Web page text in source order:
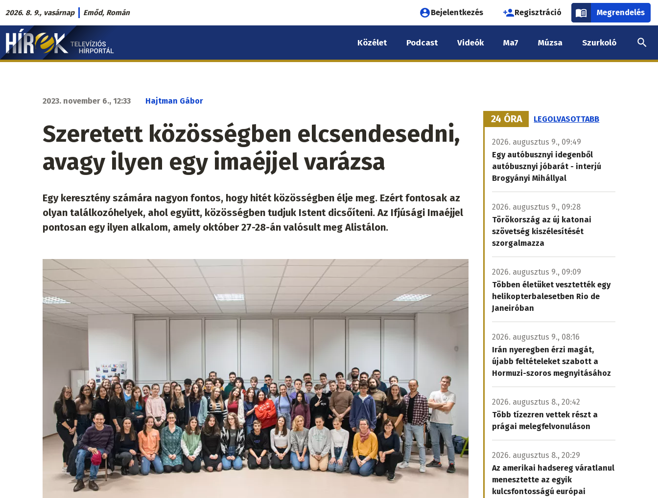
Ugrás
a
tartalomra
2026. 8. 9., vasárnap Emőd, Román
Felhasználói
fiók
menüje
Bejelentkezés Regisztráció Megrendelés
Hírek.sk
fő
Közélet Podcast Videók Ma7 Múzsa Szurkoló
2023. november 6., 12:33 Hajtman Gábor
Szeretett közösségben elcsendesedni,
avagy ilyen egy imaéjjel varázsa
Egy keresztény számára nagyon fontos, hogy hitét közösségben élje meg. Ezért fontosak az
olyan találkozóhelyek, ahol együtt, közösségben tudjuk Istent dicsőíteni. Az Ifjúsági Imaéjjel
pontosan egy ilyen alkalom, amely október 27-28-án valósult meg Alistálon.
24 ÓRA LEGOLVASOTTABB
2026. augusztus 9., 09:49
Egy autóbusznyi idegenből
autóbusznyi jóbarát - interjú
Brogyányi Mihállyal
2026. augusztus 9., 09:28
Törökország az új katonai
szövetség kiszélesítését
szorgalmazza
2026. augusztus 9., 09:09
Többen életüket vesztették egy
helikopterbalesetben Rio de
Janeiróban
2026. augusztus 9., 08:16
Irán nyeregben érzi magát,
újabb feltételeket szabott a
Hormuzi-szoros megnyitásához
2026. augusztus 8., 20:42
Több tízezren vettek részt a
prágai melegfelvonuláson
2026. augusztus 8., 20:29
Az amerikai hadsereg váratlanul
menesztette az egyik
kulcsfontosságú európai